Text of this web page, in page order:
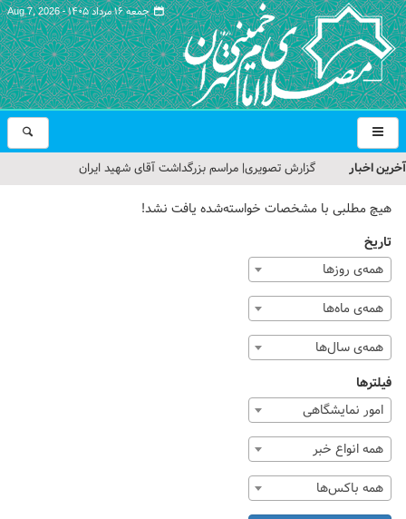
جمعه ۱۶ مرداد ۱۴۰۵ - Aug 7, 2026
آخرین اخبار
گزارش تصویری| مراسم بزرگداشت آقای شهید ایران
تمهیدات ترافیکی مراسم بزرگداشت رهبر شهید در مصلای تهران
حجت‌الاسلام حاج علی‌اکبری؛ خطیب این هفته نماز جمعه تهران
مراسم بزرگداشت امام مجاهد شهید در مصلای تهران از سوی رهبر
معظم انقلاب
گزارش تصویری| مراسم نماز بر پیکر امام شهید انقلاب اسلامی ایران
هیچ مطلبی با مشخصات خواسته‌شده یافت نشد!
تاریخ
همه‌ی روزها
همه‌ی ماه‌ها
همه‌ی سال‌ها
فیلترها
امور نمایشگاهی
همه انواع خبر
همه باکس‌ها